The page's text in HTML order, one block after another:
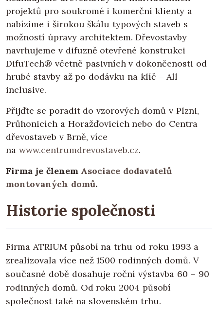
projektů pro soukromé i komerční klienty a
nabízíme i širokou škálu typových staveb s
možností úpravy architektem. Dřevostavby
navrhujeme v difuzně otevřené konstrukci
DifuTech® včetně pasivních v dokončenosti od
hrubé stavby až po dodávku na klíč – All
inclusive.
Přijďte se poradit do vzorových domů v Plzni,
Průhonicích a Horažďovicích nebo do Centra
dřevostaveb v Brně, více
na www.centrumdrevostaveb.cz.
Firma je členem Asociace dodavatelů
montovaných domů.
Historie společnosti
Firma ATRIUM působí na trhu od roku 1993 a
zrealizovala více než 1500 rodinných domů. V
současné době dosahuje roční výstavba 60 – 90
rodinných domů. Od roku 2004 působí
společnost také na slovenském trhu.